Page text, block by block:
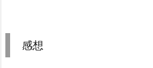
感想